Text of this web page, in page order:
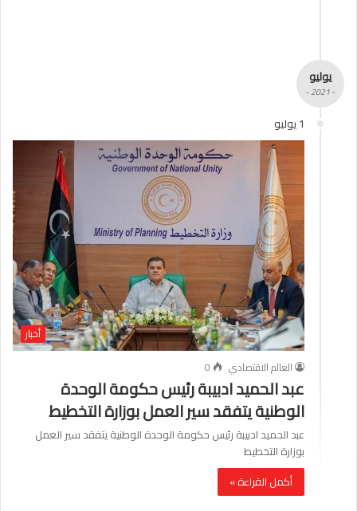
يوليو
- 2021 -
1 يوليو
أخبار
العالم الاقتصادي
0
عبد الحميد ادبيبة رئيس حكومة الوحدة
الوطنية يتفقد سير العمل بوزارة التخطيط
عبد الحميد ادبيبة رئيس حكومة الوحدة الوطنية يتفقد سير العمل
بوزارة التخطيط
أكمل القراءة »